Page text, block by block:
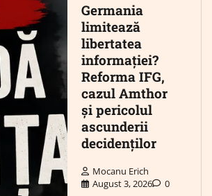
Germania
limitează
libertatea
informației?
Reforma IFG,
cazul Amthor
și pericolul
ascunderii
decidenților
Mocanu Erich
August 3, 2026
0